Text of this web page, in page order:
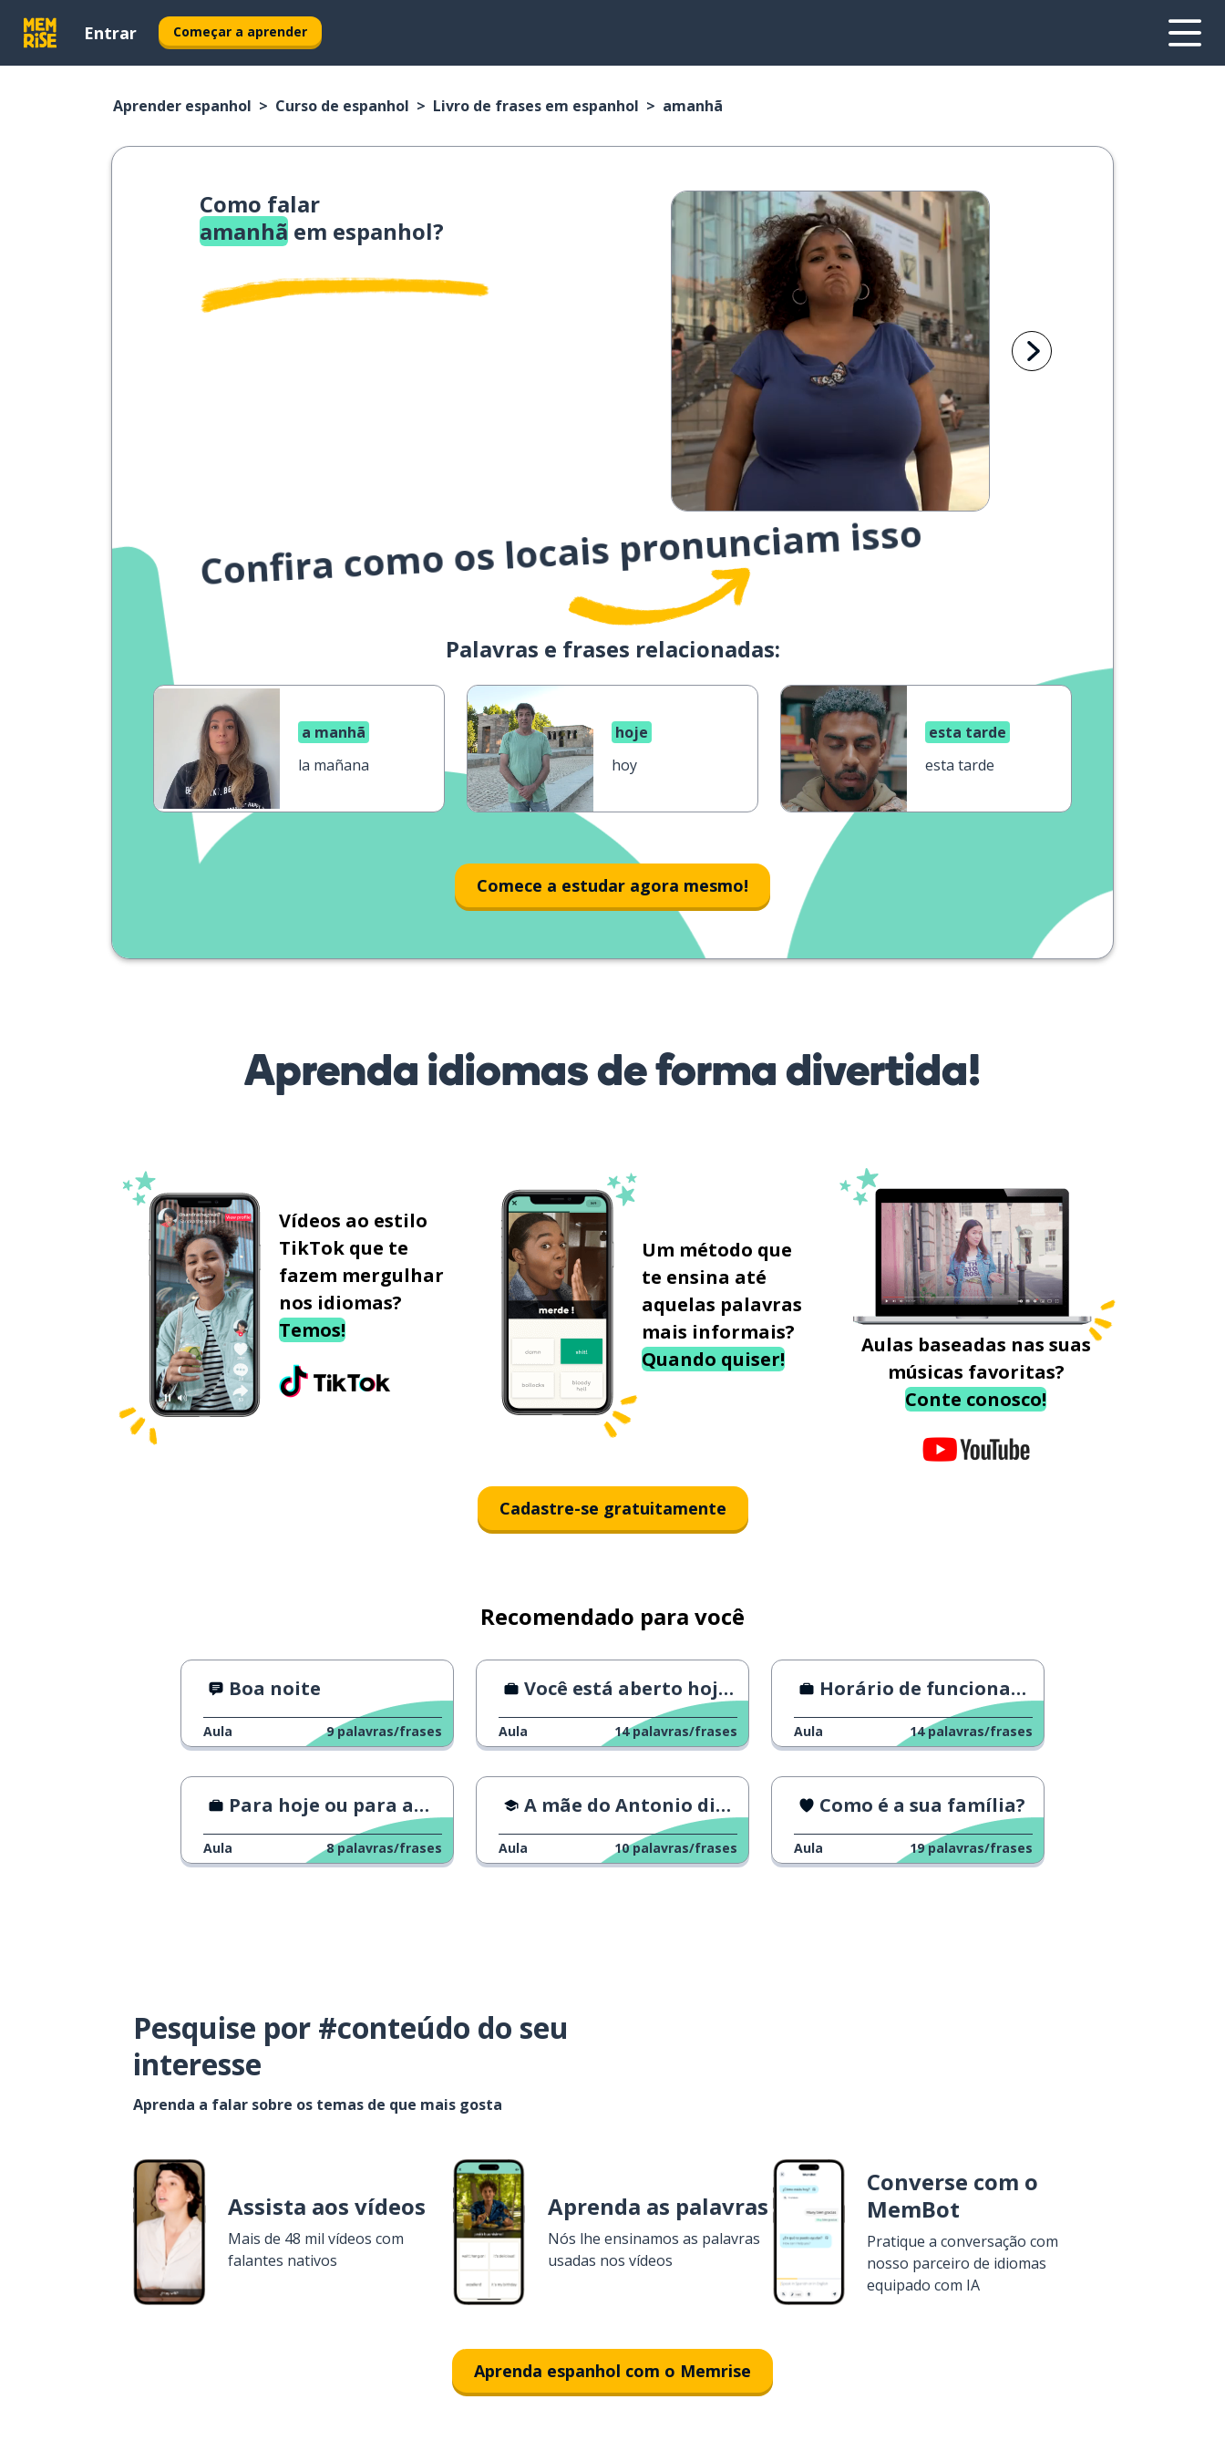
Entrar Começar a aprender
Aprender espanhol Curso de espanhol Livro de frases em espanhol amanhã
Como falar
amanhã em espanhol?
Confira como os locais pronunciam isso
Palavras e frases relacionadas:
a manhã
la mañana
hoje
hoy
esta tarde
esta tarde
Comece a estudar agora mesmo!
Aprenda idiomas de forma divertida!
Vídeos ao estilo
TikTok que te
fazem mergulhar
nos idiomas?
Temos!
Um método que
te ensina até
aquelas palavras
mais informais?
Quando quiser!
Aulas baseadas nas suas
músicas favoritas?
Conte conosco!
Cadastre-se gratuitamente
Recomendado para você
Boa noite
Aula 9 palavras/frases
Você está aberto hoje?
Aula 14 palavras/frases
Horário de funcionamento
Aula 14 palavras/frases
Para hoje ou para amanhã?
Aula 8 palavras/frases
A mãe do Antonio disse...
Aula 10 palavras/frases
Como é a sua família?
Aula 19 palavras/frases
Pesquise por #conteúdo do seu
interesse
Aprenda a falar sobre os temas de que mais gosta
Assista aos vídeos
Mais de 48 mil vídeos com
falantes nativos
Aprenda as palavras
Nós lhe ensinamos as palavras
usadas nos vídeos
Converse com o
MemBot
Pratique a conversação com
nosso parceiro de idiomas
equipado com IA
Aprenda espanhol com o Memrise